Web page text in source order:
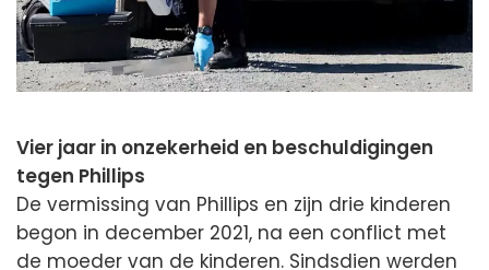
Vier jaar in onzekerheid en beschuldigingen
tegen Phillips
De vermissing van Phillips en zijn drie kinderen
begon in december 2021, na een conflict met
de moeder van de kinderen. Sindsdien werden